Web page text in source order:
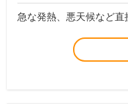
急な発熱、悪天候など